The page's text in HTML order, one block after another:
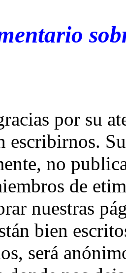
por su
escribirnos.
no
de
nuestras
bien
será